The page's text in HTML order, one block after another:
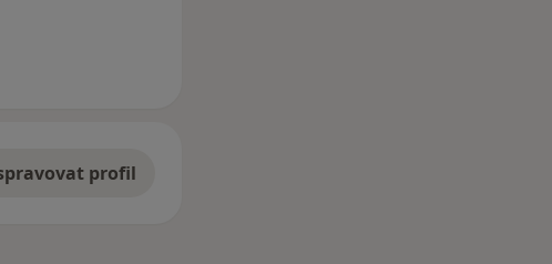
profil